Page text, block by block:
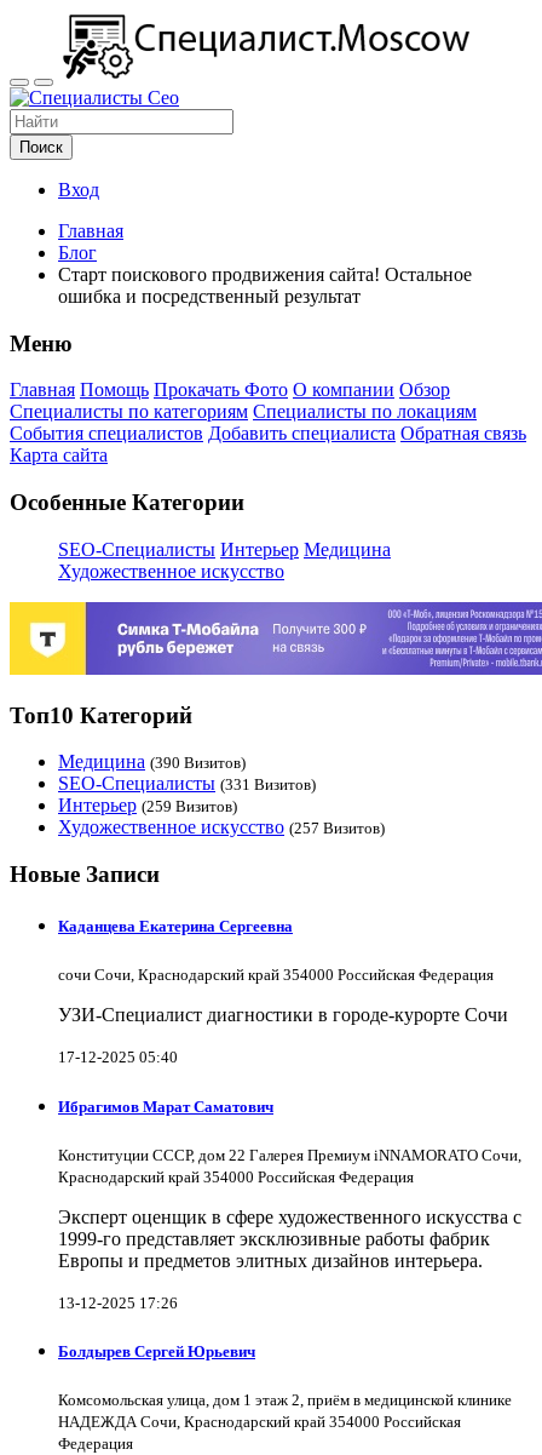
Поиск
Вход
Главная
Блог
Старт поискового продвижения сайта! Остальное
ошибка и посредственный результат
Меню
Главная Помощь Прокачать Фото О компании Обзор
Специалисты по категориям Специалисты по локациям
События специалистов Добавить специалиста Обратная связь
Карта сайта
Особенные Категории
SEO-Специалисты Интерьер Медицина
Художественное искусство
Топ10 Категорий
Медицина (390 Визитов)
SEO-Специалисты (331 Визитов)
Интерьер (259 Визитов)
Художественное искусство (257 Визитов)
Новые Записи
Каданцева Екатерина Сергеевна
сочи Сочи, Краснодарский край 354000 Российская Федерация
УЗИ-Специалист диагностики в городе-курорте Сочи
17-12-2025 05:40
Ибрагимов Марат Саматович
Конституции СССР, дом 22 Галерея Премиум iNNAMORATO Сочи,
Краснодарский край 354000 Российская Федерация
Эксперт оценщик в сфере художественного искусства с
1999-го представляет эксклюзивные работы фабрик
Европы и предметов элитных дизайнов интерьера.
13-12-2025 17:26
Болдырев Сергей Юрьевич
Комсомольская улица, дом 1 этаж 2, приём в медицинской клинике
НАДЕЖДА Сочи, Краснодарский край 354000 Российская
Федерация